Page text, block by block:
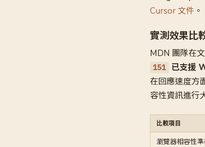
Cursor 文件 。
實測效果比
MDN 團隊在
151 已支援
在回應速度方
容性資訊進行
比較項目
瀏覽器相容性